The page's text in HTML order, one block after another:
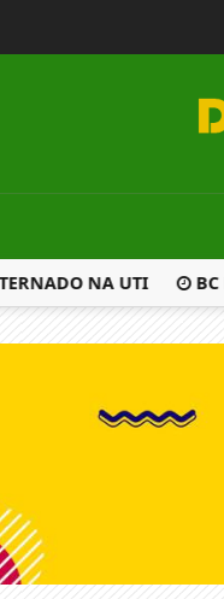
NA UTI BC